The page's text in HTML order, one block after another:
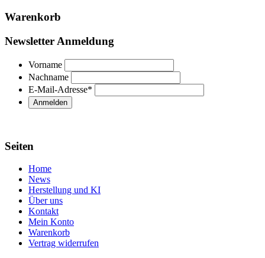
Warenkorb
Newsletter Anmeldung
Vorname
Nachname
E-Mail-Adresse*
Seiten
Home
News
Herstellung und KI
Über uns
Kontakt
Mein Konto
Warenkorb
Vertrag widerrufen